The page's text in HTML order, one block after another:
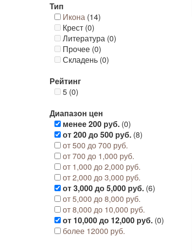
Тип
Икона (14)
Крест (0)
Литература (0)
Прочее (0)
Складень (0)
Рейтинг
5 (0)
Диапазон цен
менее 200 руб. (0)
от 200 до 500 руб. (8)
от 500 до 700 руб.
от 700 до 1,000 руб.
от 1,000 до 2,000 руб.
от 2,000 до 3,000 руб.
от 3,000 до 5,000 руб. (6)
от 5,000 до 8,000 руб.
от 8,000 до 10,000 руб.
от 10,000 до 12,000 руб. (0)
более 12000 руб.